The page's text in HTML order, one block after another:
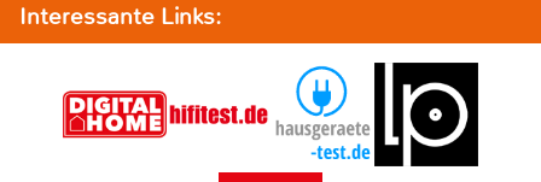
Interessante Links: